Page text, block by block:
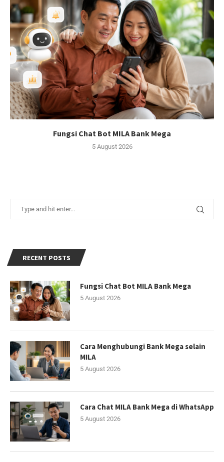
Fungsi Chat Bot MILA Bank Mega
5 August 2026
RECENT POSTS
Fungsi Chat Bot MILA Bank Mega
5 August 2026
Cara Menghubungi Bank Mega selain
MILA
5 August 2026
Cara Chat MILA Bank Mega di WhatsApp
5 August 2026